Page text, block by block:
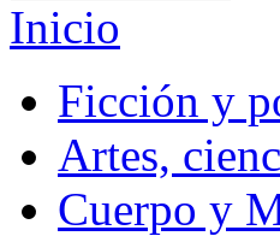
Inicio
Ficción y
Artes,
Cuerpo y